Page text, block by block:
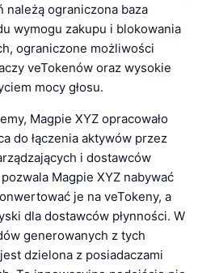
należą ograniczona baza
wymogu zakupu i blokowania
ograniczone możliwości
veTokenów oraz wysokie
mocy głosu.
Magpie XYZ opracowało
do łączenia aktywów przez
i dostawców
Magpie XYZ nabywać
je na veTokeny, a
dla dostawców płynności. W
generowanych z tych
dzielona z posiadaczami